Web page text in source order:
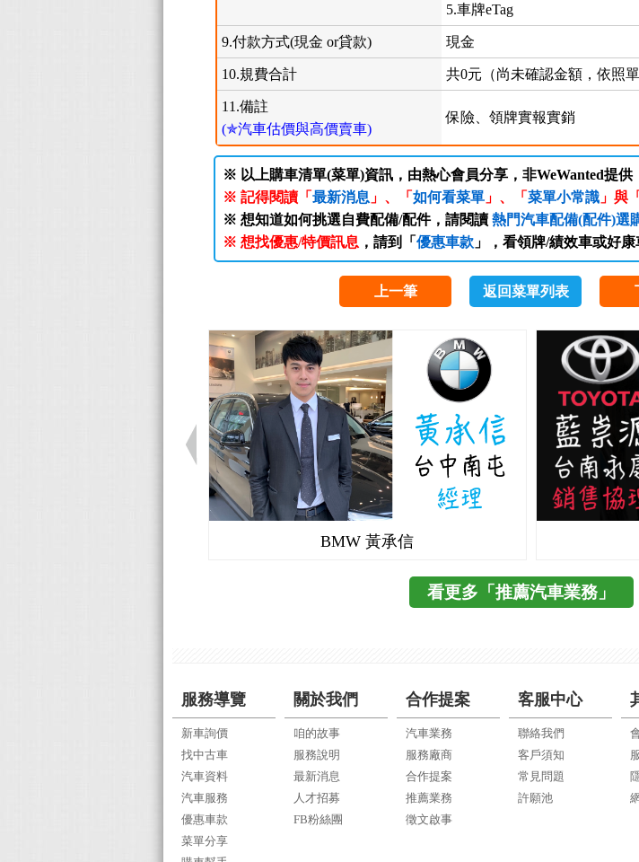
5.車牌eTag
9.付款方式(現金 or貸款) 現金
10.規費合計 共0元（尚未確認金額，依照
11.備註
(✯汽車估價與高價賣車)
保險、領牌實報實銷
※ 以上購車清單(菜單)資訊，由熱心會員分享，非WeWanted提供
※ 記得閱讀「 最新消息 」、「 如何看菜單」、「 菜單小常識」與「
※ 想知道如何挑選自費配備/配件，請閱讀 熱門汽車配備(配件)選
※ 想找優惠/特價訊息 ，請到「 優惠車款」，看領牌/績效車或好康
上一筆 返回菜單列表
BMW 黃承信
看更多「推薦汽車業務」
服務導覽
新車詢價
找中古車
汽車資料
汽車服務
優惠車款
菜單分享
關於我們
咱的故事
服務說明
最新消息
人才招募
FB粉絲團
合作提案
汽車業務
服務廠商
合作提案
推薦業務
徵文啟事
客服中心
聯絡我們
客戶須知
常見問題
許願池